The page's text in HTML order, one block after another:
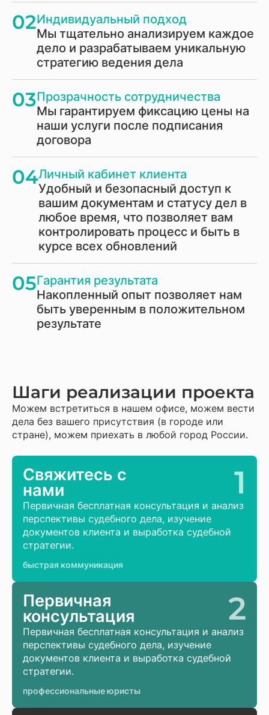
02Индивидуальный подход
Мы тщательно анализируем каждое
дело и разрабатываем уникальную
стратегию ведения дела
03Прозрачность сотрудничества
Мы гарантируем фиксацию цены на
наши услуги после подписания
договора
04Личный кабинет клиента
Удобный и безопасный доступ к
вашим документам и статусу дел в
любое время, что позволяет вам
контролировать процесс и быть в
курсе всех обновлений
05Гарантия результата
Накопленный опыт позволяет нам
быть уверенным в положительном
результате
Шаги реализации проекта
Можем встретиться в нашем офисе, можем вести
дела без вашего присутствия (в городе или
стране), можем приехать в любой город России.
Свяжитесь с
нами
1
Первичная бесплатная консультация и анализ
перспективы судебного дела, изучение
документов клиента и выработка судебной
стратегии.
быстрая коммуникация
Первичная
консультация
2
Первичная бесплатная консультация и анализ
перспективы судебного дела, изучение
документов клиента и выработка судебной
стратегии.
профессиональные юристы